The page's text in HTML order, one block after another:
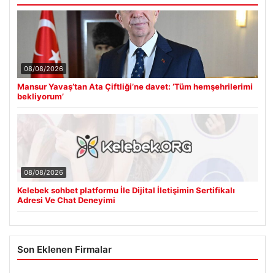
08/08/2026
Mansur Yavaş’tan Ata Çiftliği’ne davet: ‘Tüm hemşehrilerimi
bekliyorum’
08/08/2026
Kelebek sohbet platformu İle Dijital İletişimin Sertifikalı
Adresi Ve Chat Deneyimi
Son Eklenen Firmalar